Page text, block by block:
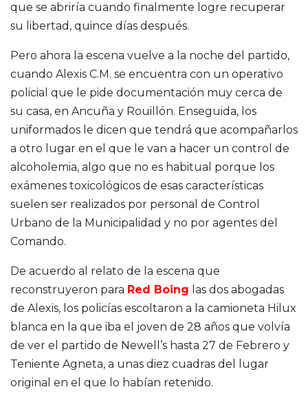
que se abriría cuando finalmente logre recuperar
su libertad, quince días después.
Pero ahora la escena vuelve a la noche del partido,
cuando Alexis C.M. se encuentra con un operativo
policial que le pide documentación muy cerca de
su casa, en Ancuña y Rouillón. Enseguida, los
uniformados le dicen que tendrá que acompañarlos
a otro lugar en el que le van a hacer un control de
alcoholemia, algo que no es habitual porque los
exámenes toxicológicos de esas características
suelen ser realizados por personal de Control
Urbano de la Municipalidad y no por agentes del
Comando.
De acuerdo al relato de la escena que
reconstruyeron para Red Boing las dos abogadas
de Alexis, los policías escoltaron a la camioneta Hilux
blanca en la que iba el joven de 28 años que volvía
de ver el partido de Newell’s hasta 27 de Febrero y
Teniente Agneta, a unas diez cuadras del lugar
original en el que lo habían retenido.